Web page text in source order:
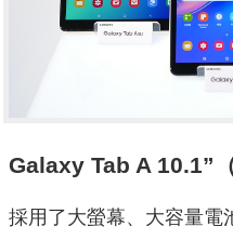
Galaxy Tab A 10.1”
採用了大螢幕、大容量電